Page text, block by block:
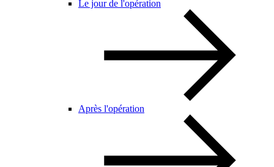
Le jour de l'opération
Après l'opération